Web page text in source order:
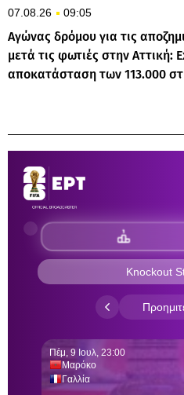
07.08.26 09:05
Αγώνας δρόμου για τις
μετά τις φωτιές στην Αττική:
αποκατάσταση των 113.000